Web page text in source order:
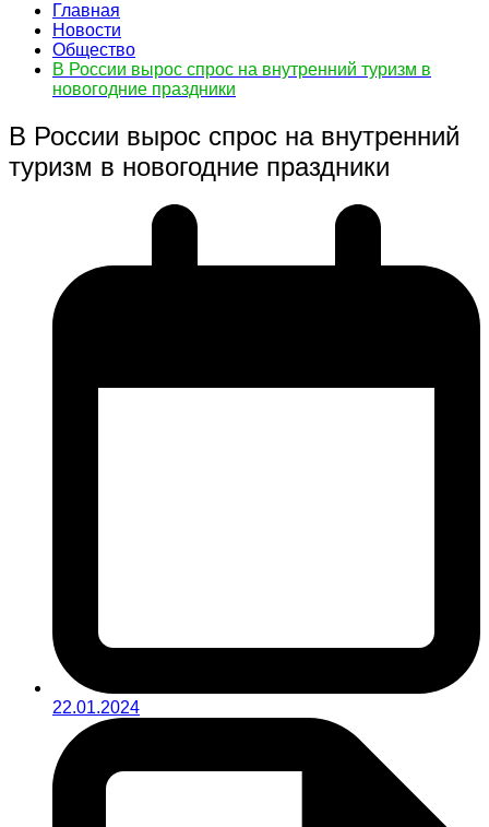
Главная
Новости
Общество
В России вырос спрос на внутренний туризм в
новогодние праздники
В России вырос спрос на внутренний
туризм в новогодние праздники
22.01.2024